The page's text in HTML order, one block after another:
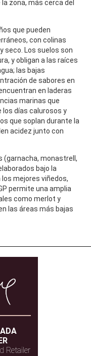
zona, más cerca del
que pueden
con colinas
seco. Los suelos son
y obligan a las raíces
las bajas
de sabores en
en laderas
marinas que
los días calurosos y
que soplan durante la
acidez junto con
(garnacha, monastrell,
bajo la
mejores viñedos,
permite una amplia
como merlot y
las áreas más bajas
Retailer